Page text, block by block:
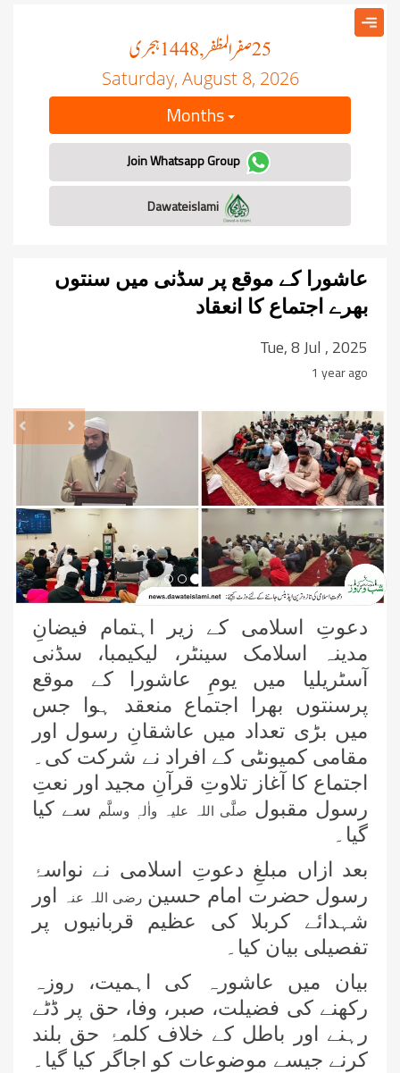
25صفر المظفر, 1448 ہجری
Saturday, August 8, 2026
Months
Join Whatsapp Group
عاشورا کے موقع پر سڈنی میں سنتوں
بھرے اجتماع کا انعقاد
Tue, 8 Jul , 2025
1 year ago
دعوتِ اسلامی کے زیر اہتمام فیضانِ
مدینہ اسلامک سینٹر، لیکیمبا، سڈنی
آسٹریلیا میں یومِ عاشورا کے موقع
پرسنتوں بھرا اجتماع منعقد ہوا جس
میں بڑی تعداد میں عاشقانِ رسول اور
مقامی کمیونٹی کے افراد نے شرکت کی۔
اجتماع کا آغاز تلاوتِ قرآنِ مجید اور نعتِ
رسول مقبول
صلَّی اللہ علیہ واٰلہٖ وسلَّم
سے کیا
گیا۔
بعد ازاں مبلغِ دعوتِ اسلامی نے نواسۂ
رسول حضرت امام حسینرضی اللہ عنہ
اور
شہدائے کربلا کی عظیم قربانیوں پر
تفصیلی بیان کیا۔
بیان میں عاشورہ کی اہمیت، روزہ
رکھنے کی فضیلت، صبر، وفا، حق پر ڈٹے
رہنے اور باطل کے خلاف کلمۂ حق بلند
کرنے جیسے موضوعات کو اجاگر کیا گیا۔
نیو کاسل کی ذمہ دار اسلامی بہنوں کا
مدنی مشورہ